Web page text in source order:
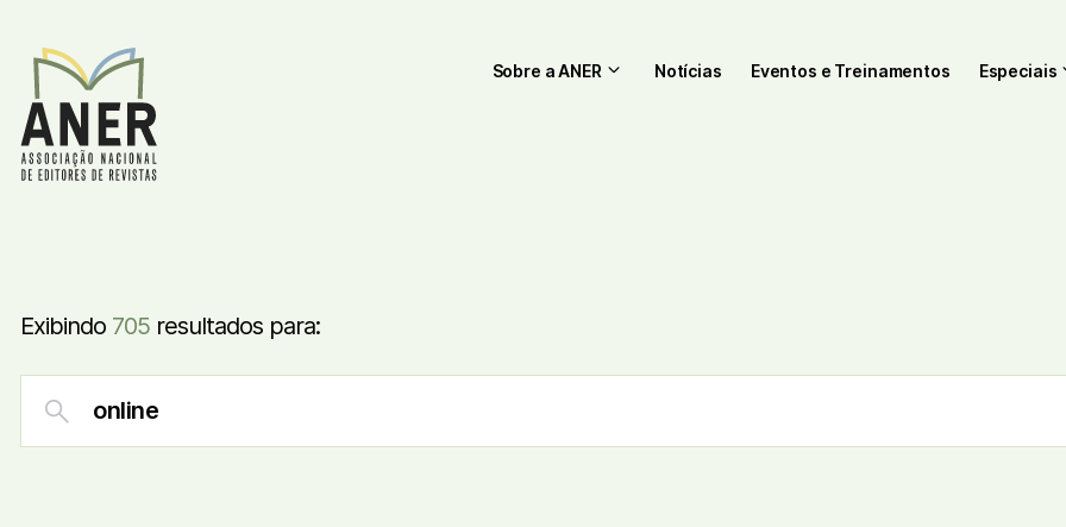
Sobre a ANER Notícias Eventos e Treinamentos Especiais
Exibindo 705 resultados para: